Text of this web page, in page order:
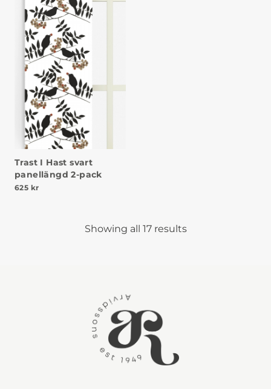
Trast I Hast svart
panellängd 2-pack
625 kr
Showing all 17 results